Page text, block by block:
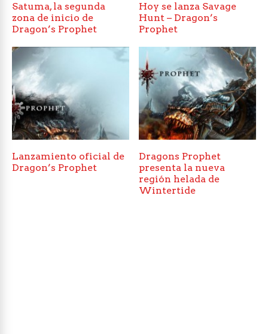
Satuma, la segunda
zona de inicio de
Dragon’s Prophet
Hoy se lanza Savage
Hunt – Dragon’s
Prophet
Lanzamiento oficial de
Dragon’s Prophet
Dragons Prophet
presenta la nueva
región helada de
Wintertide